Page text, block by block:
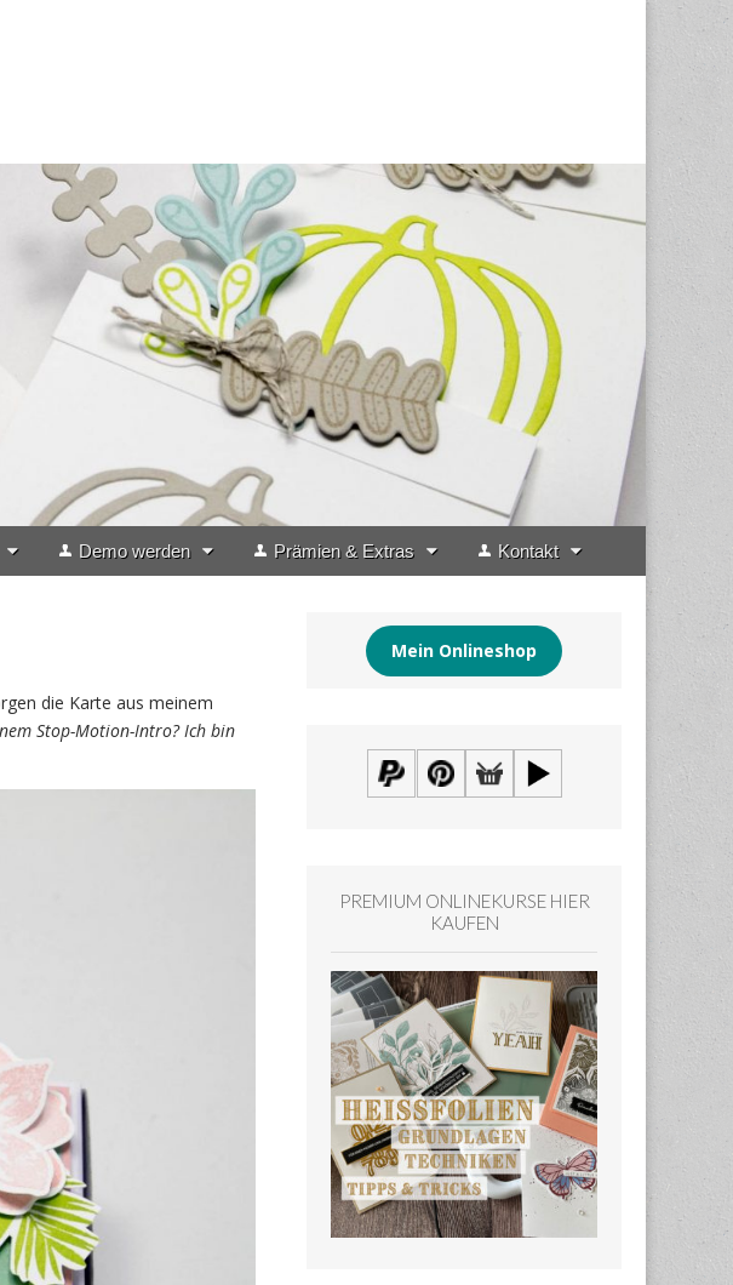
Demo werden Prämien & Extras Kontakt
die Karte aus meinem
Stop-Motion-Intro? Ich bin
Mein Onlineshop
PREMIUM ONLINEKURSE HIER
KAUFEN